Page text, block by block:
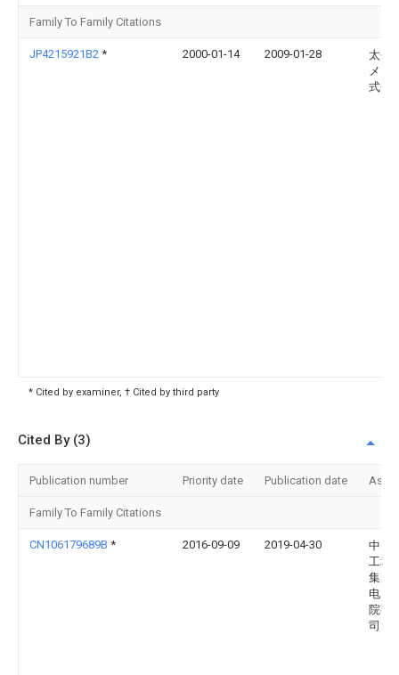
Family To Family Citations
JP4215921B2 * 2000-01-14 2009-01-28
太平
メン
式会
* Cited by examiner, † Cited by third party
Cited By (3)
Publication number Priority date Publication date
Family To Family Citations
CN106179689B * 2016-09-09 2019-04-30
中国
工程
集团
电力
院有
司